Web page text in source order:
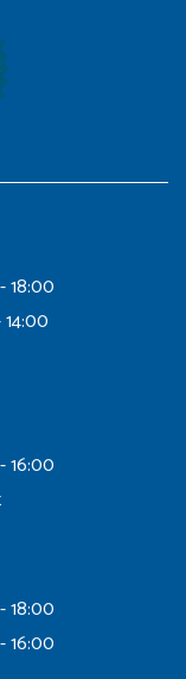
18:00
16:00
18:00
16:00